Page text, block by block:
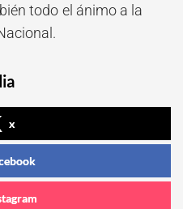
todo el ánimo a la
x